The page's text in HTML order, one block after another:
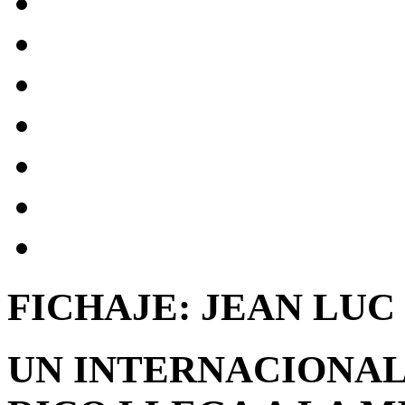
FICHAJE: JEAN LUC
UN